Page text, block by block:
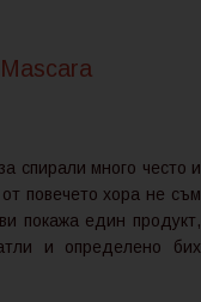
спирали много често и
повечето хора не съм
покажа един продукт,
и определено бих